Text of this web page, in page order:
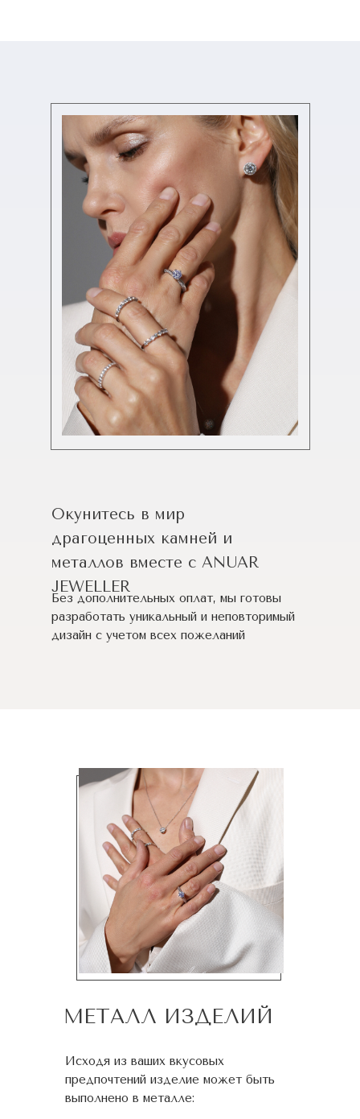
Окунитесь в мир
драгоценных камней и
металлов вместе с ANUAR
JEWELLER
Без дополнительных оплат, мы готовы
разработать уникальный и неповторимый
дизайн c учетом всех пожеланий
МЕТАЛЛ ИЗДЕЛИЙ
Исходя из ваших вкусовых
предпочтений изделие может быть
выполнено в металле: